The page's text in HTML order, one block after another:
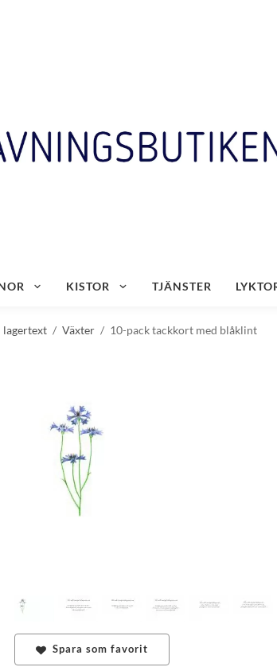
KISTOR TJÄNSTER
lagertext / Växter / 10-pack tackkort med blåklint
Spara som favorit